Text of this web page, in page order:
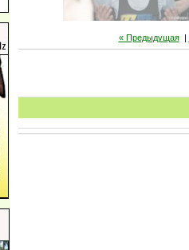
« Предыдущая|